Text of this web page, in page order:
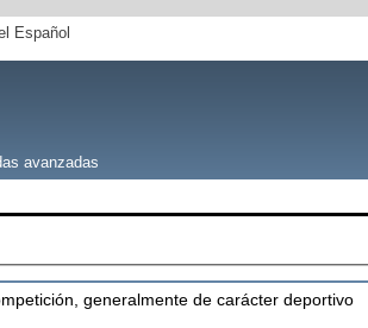
Español
avanzadas
generalmente de carácter deportivo